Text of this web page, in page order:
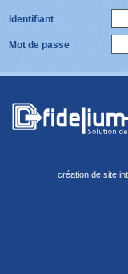
Identifiant
Mot de passe
création de site